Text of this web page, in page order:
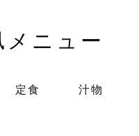
ニュー
定食
汁物